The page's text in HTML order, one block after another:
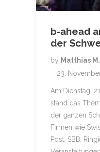
b-ahead
der
by Matthias
23.
Am Dienstag,
stand das
der ganzen
Firmen wie
Post, SBB,